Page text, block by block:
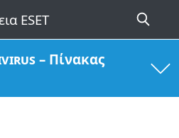
– Πίνακας